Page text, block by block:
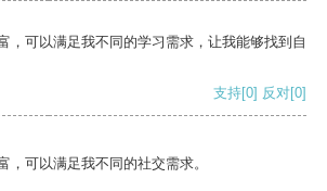
，可以满足我不同的学习需求，让我能够找到自
支持[0] 反对[0]
，可以满足我不同的社交需求。